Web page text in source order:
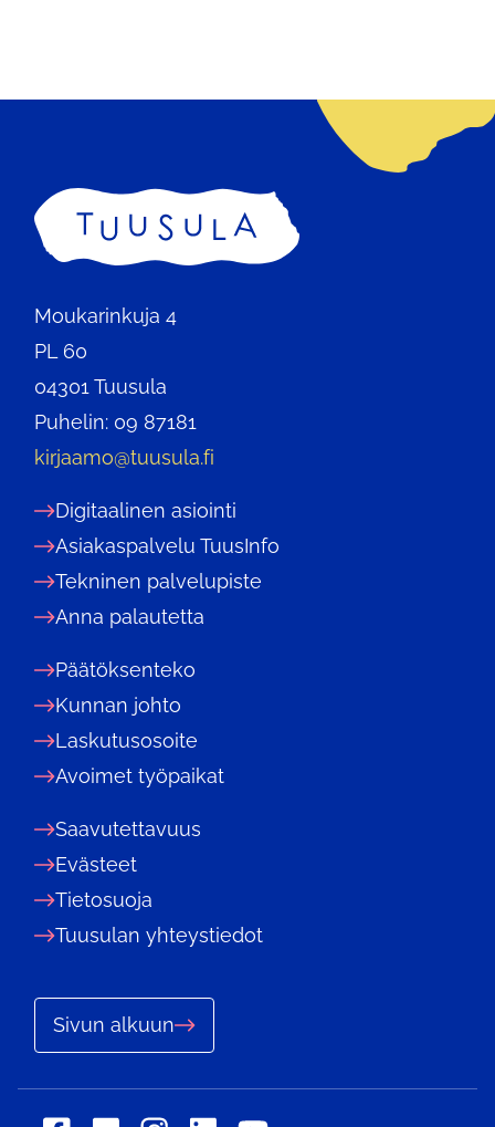
Etusivu
Moukarinkuja 4
PL 60
04301 Tuusula
Puhelin: 09 87181
kirjaamo@tuusula.fi
Digitaalinen asiointi
Asiakaspalvelu TuusInfo
Tekninen palvelupiste
Anna palautetta
Päätöksenteko
Kunnan johto
Laskutusosoite
Avoimet työpaikat
Saavutettavuus
Evästeet
Tietosuoja
Tuusulan yhteystiedot
Sivun alkuun